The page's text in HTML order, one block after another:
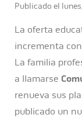
Publicado el
La oferta
incrementa
La familia
a llamarse
renueva sus
publicado un